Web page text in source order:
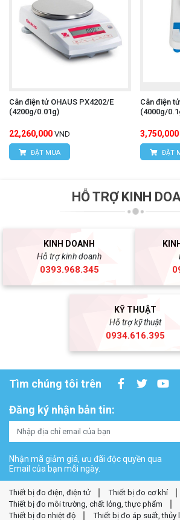
Cân điện tử OHAUS PX4202/E
(4200g/0.01g)
22,260,000 VND
ĐẶT MUA
Cân điện
(4000g/
3,750,000
ĐẶT
HỖ TRỢ KINH
KINH DOANH
Hỗ trợ kinh doanh
0393.968.345
KỸ THUẬT
Hỗ trợ kỹ thuật
0934.616.395
Tìm chúng tôi trên
Đăng ký nhận bản tin:
Nhận mã giảm giá, ưu đãi độc quyền qua
Email của bạn mỗi ngày.
Thiết bị đo điện, điện tử
Thiết bị đo cơ khí
Thiết bị đo môi trường, chất lỏng, thực phẩm
Thiết bị đo nhiệt độ
Thiết bị đo áp suất, thủy